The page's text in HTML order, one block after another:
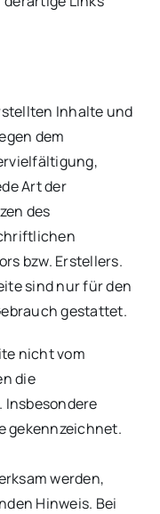
Inhalte und
dem
Art der
des
bzw. Erstellers.
sind nur für den
gestattet.
nicht vom
die
gekennzeichnet.
werden,
Hinweis. Bei